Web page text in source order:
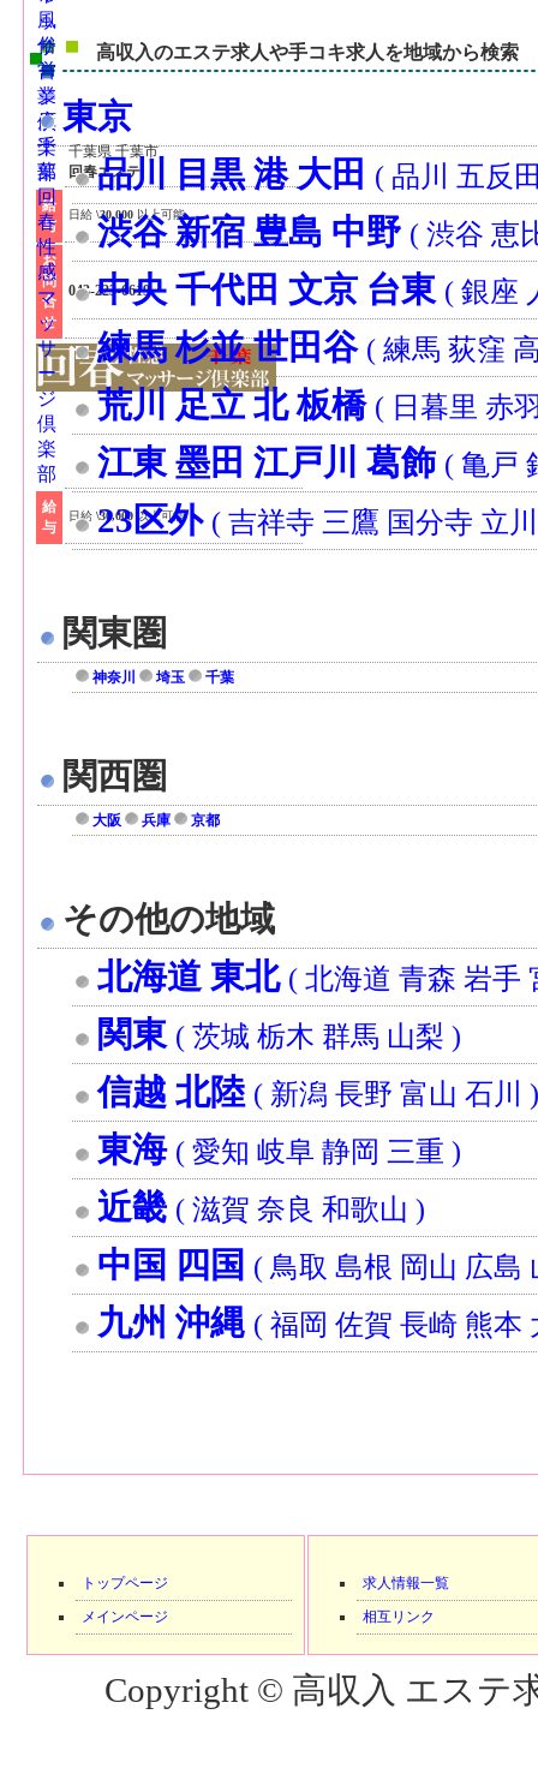
給
与
日給 \30,000 以上可能
お
問
合
せ
043-223-6619
千葉県 千葉市
回春エステ
給
与
日給 \30,000 以上可能
高収入のエステ求人や手コキ求人を地域から検索
東京
品川 目黒 港 大田 ( 品川 五反
渋谷 新宿 豊島 中野 ( 渋谷 恵
中央 千代田 文京 台東 ( 銀座
練馬 杉並 世田谷 ( 練馬 荻窪
荒川 足立 北 板橋 ( 日暮里 赤
江東 墨田 江戸川 葛飾 ( 亀戸
23区外 ( 吉祥寺 三鷹 国分寺 立
関東圏
神奈川 埼玉 千葉
関西圏
大阪 兵庫 京都
その他の地域
北海道 東北 ( 北海道 青森 岩手
関東 ( 茨城 栃木 群馬 山梨 )
信越 北陸 ( 新潟 長野 富山 石川 )
東海 ( 愛知 岐阜 静岡 三重 )
近畿 ( 滋賀 奈良 和歌山 )
中国 四国 ( 鳥取 島根 岡山 広島
九州 沖縄 ( 福岡 佐賀 長崎 熊本
トップページ
メインページ
求人情報一覧
相互リンク
Copyright © 高収入 エステ